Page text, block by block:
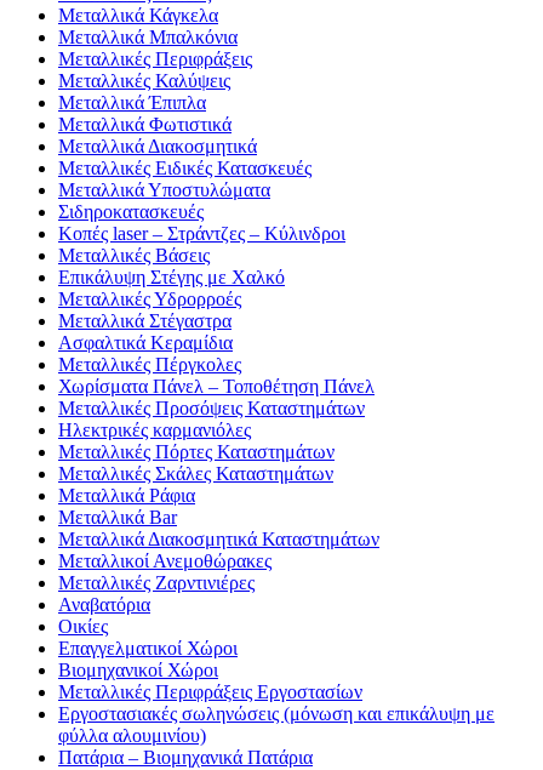
Μεταλλικά Κάγκελα
Μεταλλικά Μπαλκόνια
Μεταλλικές Περιφράξεις
Μεταλλικές Καλύψεις
Μεταλλικά Έπιπλα
Μεταλλικά Φωτιστικά
Μεταλλικά Διακοσμητικά
Μεταλλικές Ειδικές Κατασκευές
Μεταλλικά Υποστυλώματα
Σιδηροκατασκευές
Κοπές laser – Στράντζες – Κύλινδροι
Μεταλλικές Βάσεις
Επικάλυψη Στέγης με Χαλκό
Μεταλλικές Υδρορροές
Μεταλλικά Στέγαστρα
Ασφαλτικά Κεραμίδια
Μεταλλικές Πέργκολες
Χωρίσματα Πάνελ – Τοποθέτηση Πάνελ
Μεταλλικές Προσόψεις Καταστημάτων
Ηλεκτρικές καρμανιόλες
Μεταλλικές Πόρτες Καταστημάτων
Μεταλλικές Σκάλες Καταστημάτων
Μεταλλικά Ράφια
Μεταλλικά Bar
Μεταλλικά Διακοσμητικά Καταστημάτων
Μεταλλικοί Ανεμοθώρακες
Μεταλλικές Ζαρντινιέρες
Αναβατόρια
Οικίες
Επαγγελματικοί Χώροι
Βιομηχανικοί Χώροι
Μεταλλικές Περιφράξεις Εργοστασίων
Εργοστασιακές σωληνώσεις (μόνωση και επικάλυψη με
φύλλα αλουμινίου)
Πατάρια – Βιομηχανικά Πατάρια